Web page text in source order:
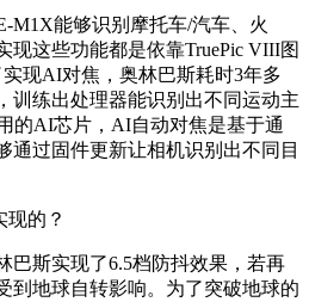
M1X能够识别摩托车/汽车、火
现这些功能都是依靠TruePic VIII图
现AI对焦，奥林巴斯耗时3年多
训练出处理器能识别出不同运动主
的AI芯片，AI自动对焦是基于通
通过固件更新让相机识别出不同目
现的？
巴斯实现了6.5档防抖效果，若再
到地球自转影响。为了突破地球的